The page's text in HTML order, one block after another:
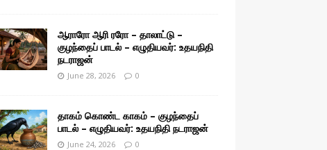
ஆராரோ ஆரி ரரோ – தாலாட்டு –
குழந்தைப் பாடல் – எழுதியவர்: உதயநிதி
நடராஜன்
June 28, 2026 0
தாகம் கொண்ட காகம் – குழந்தைப்
பாடல் – எழுதியவர்: உதயநிதி நடராஜன்
June 24, 2026 0